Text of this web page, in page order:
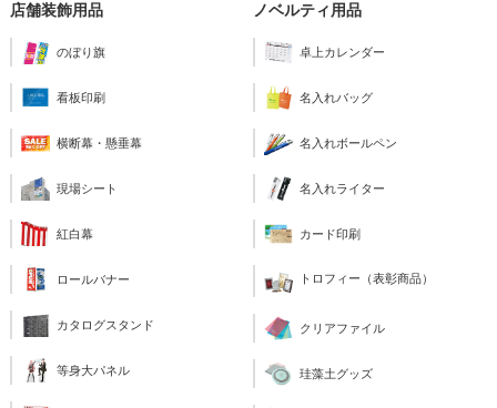
店舗装飾用品
のぼり旗
看板印刷
横断幕・懸垂幕
現場シート
紅白幕
ロールバナー
カタログスタンド
等身大パネル
ノベルティ用品
卓上カレンダー
名入れバッグ
名入れボールペン
名入れライター
カード印刷
トロフィー（表彰商品）
クリアファイル
珪藻土グッズ